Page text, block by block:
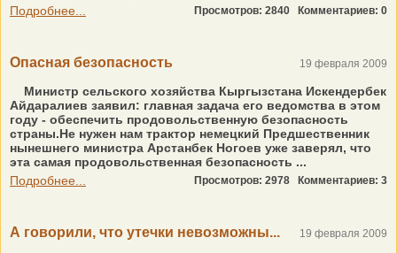
Подробнее...
Просмотров: 2840 Комментариев: 0
Опасная безопасность 19 февраля 2009
Министр сельского хозяйства Кыргызстана Искендербек
Айдаралиев заявил: главная задача его ведомства в этом
году - обеспечить продовольственную безопасность
страны.Не нужен нам трактор немецкий Предшественник
нынешнего министра Арстанбек Ногоев уже заверял, что
эта самая продовольственная безопасность ...
Подробнее...
Просмотров: 2978 Комментариев: 3
А говорили, что утечки невозможны... 19 февраля 2009